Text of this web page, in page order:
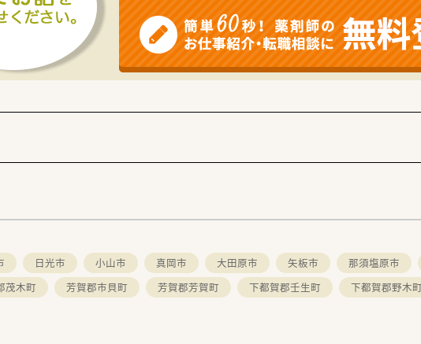
日光市 小山市 真岡市 大田原市 矢板市 那須塩原市
茂木町 芳賀郡市貝町 芳賀郡芳賀町 下都賀郡壬生町 下都賀郡野木町